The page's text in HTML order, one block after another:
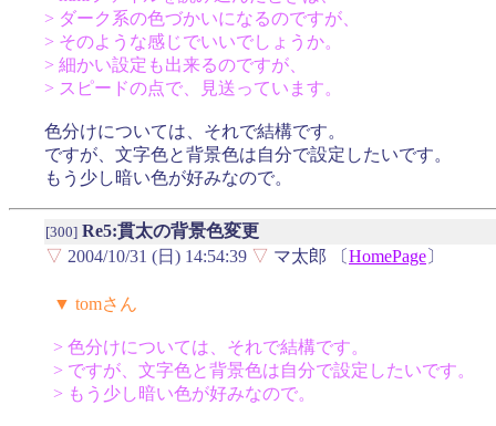
> ダーク系の色づかいになるのですが、
> そのような感じでいいでしょうか。
> 細かい設定も出来るのですが、
> スピードの点で、見送っています。
色分けについては、それで結構です。
ですが、文字色と背景色は自分で設定したいです。
もう少し暗い色が好みなので。
[300] Re5:貫太の背景色変更
▽ 2004/10/31 (日) 14:54:39 ▽ マ太郎 〔HomePage〕
▼ tomさん
> 色分けについては、それで結構です。
> ですが、文字色と背景色は自分で設定したいです。
> もう少し暗い色が好みなので。